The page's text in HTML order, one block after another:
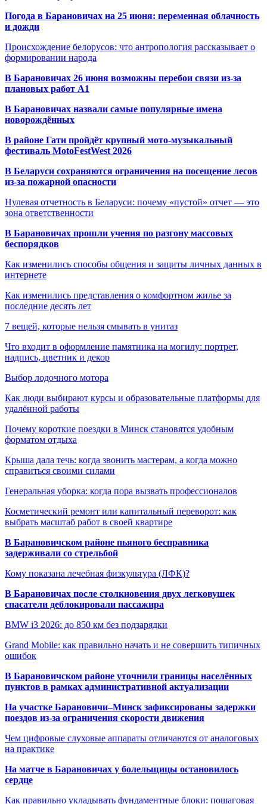
Погода в Барановичах на 25 июня: переменная облачность
и дожди
Происхождение белорусов: что антропология рассказывает о
формировании народа
В Барановичах 26 июня возможны перебои связи из-за
плановых работ A1
В Барановичах назвали самые популярные имена
новорождённых
В районе Гати пройдёт крупный мото-музыкальный
фестиваль MotoFestWest 2026
В Беларуси сохраняются ограничения на посещение лесов
из-за пожарной опасности
Нулевая отчетность в Беларуси: почему «пустой» отчет — это
зона ответственности
В Барановичах прошли учения по разгону массовых
беспорядков
Как изменились способы общения и защиты личных данных в
интернете
Как изменились представления о комфортном жилье за
последние десять лет
7 вещей, которые нельзя смывать в унитаз
Что входит в оформление памятника на могилу: портрет,
надпись, цветник и декор
Выбор лодочного мотора
Как люди выбирают курсы и образовательные платформы для
удалённой работы
Почему короткие поездки в Минск становятся удобным
форматом отдыха
Крыша дала течь: когда звонить мастерам, а когда можно
справиться своими силами
Генеральная уборка: когда пора вызвать профессионалов
Косметический ремонт или капитальный переворот: как
выбрать масштаб работ в своей квартире
В Барановичском районе пьяного бесправника
задерживали со стрельбой
Кому показана лечебная физкультура (ЛФК)?
В Барановичах после столкновения двух легковушек
спасатели деблокировали пассажира
BMW i3 2026: до 850 км без подзарядки
Grand Mobile: как правильно начать и не совершить типичных
ошибок
В Барановичском районе уточнили границы населённых
пунктов в рамках административной актуализации
На участке Барановичи–Минск зафиксированы задержки
поездов из-за ограничения скорости движения
Чем цифровые слуховые аппараты отличаются от аналоговых
на практике
На матче в Барановичах у болельщицы остановилось
сердце
Как правильно укладывать фундаментные блоки: пошаговая